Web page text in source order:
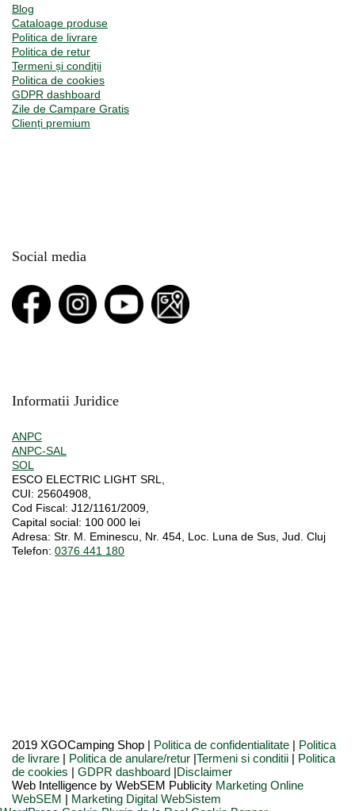
Blog
Cataloage produse
Politica de livrare
Politica de retur
Termeni și condiții
Politica de cookies
GDPR dashboard
Zile de Campare Gratis
Clienți premium
Social media
Informatii Juridice
ANPC
ANPC-SAL
SOL
ESCO ELECTRIC LIGHT SRL,
CUI: 25604908,
Cod Fiscal: J12/1161/2009,
Capital social: 100 000 lei
Adresa: Str. M. Eminescu, Nr. 454, Loc. Luna de Sus, Jud. Cluj
Telefon: 0376 441 180
2019 XGOCamping Shop | Politica de confidentialitate | Politica
de livrare | Politica de anulare/retur |Termeni si conditii | Politica
de cookies | GDPR dashboard |Disclaimer
Web Intelligence by WebSEM Publicity Marketing Online
WebSEM | Marketing Digital WebSistem